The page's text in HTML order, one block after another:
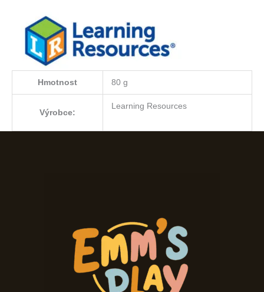
Hmotnost 80 g
Výrobce:
Learning Resources